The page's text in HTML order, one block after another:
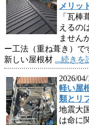
メリッ
「瓦棒
えるの
ません
ー工法（重ね葺き）で
新しい屋根材 ...続きを
2026/
軽い屋
類とリ
地震大
は命に